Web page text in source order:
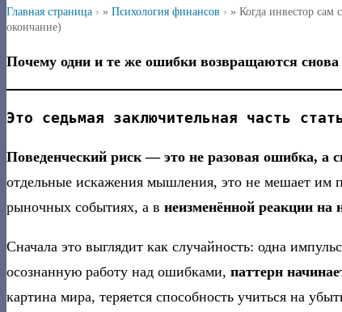
Главная страница » Психология финансов » Когда инвестор сам
окончание)
Почему одни и те же ошибки возвращаются снова
Это седьмая заключительная часть
Поведенческий риск — это не разовая ошибка, а
отдельные искажения мышления, это не мешает им
рыночных событиях, а в неизменённой реакции на
Сначала это выглядит как случайность: одна
осознанную работу над ошибками, паттерн
картина мира, теряется способность учиться на